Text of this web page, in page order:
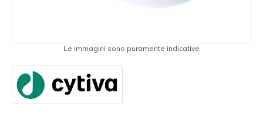
Le immagini sono puramente indicative